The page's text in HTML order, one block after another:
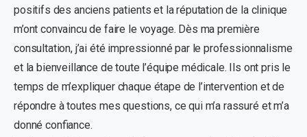
positifs des anciens patients et la réputation de la clinique
m’ont convaincu de faire le voyage. Dès ma première
consultation, j’ai été impressionné par le professionnalisme
et la bienveillance de toute l’équipe médicale. Ils ont pris le
temps de m’expliquer chaque étape de l’intervention et de
répondre à toutes mes questions, ce qui m’a rassuré et m’a
donné confiance.